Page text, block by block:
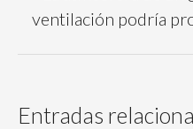
ventilación podría
Entradas